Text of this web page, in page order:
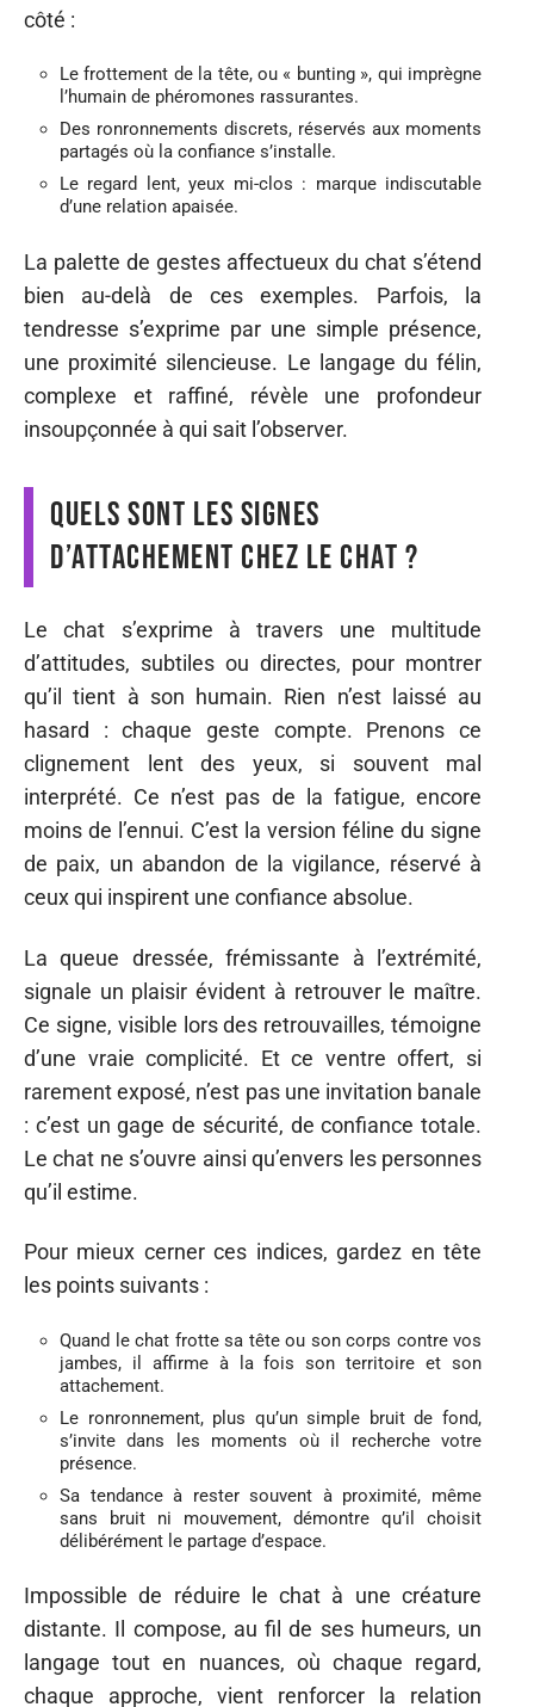
côté :
Le frottement de la tête, ou « bunting », qui imprègne
l’humain de phéromones rassurantes.
Des ronronnements discrets, réservés aux moments
partagés où la confiance s’installe.
Le regard lent, yeux mi-clos : marque indiscutable
d’une relation apaisée.
La palette de gestes affectueux du chat s’étend
bien au-delà de ces exemples. Parfois, la
tendresse s’exprime par une simple présence,
une proximité silencieuse. Le langage du félin,
complexe et raffiné, révèle une profondeur
insoupçonnée à qui sait l’observer.
Quels sont les signes
d’attachement chez le chat ?
Le chat s’exprime à travers une multitude
d’attitudes, subtiles ou directes, pour montrer
qu’il tient à son humain. Rien n’est laissé au
hasard : chaque geste compte. Prenons ce
clignement lent des yeux, si souvent mal
interprété. Ce n’est pas de la fatigue, encore
moins de l’ennui. C’est la version féline du signe
de paix, un abandon de la vigilance, réservé à
ceux qui inspirent une confiance absolue.
La queue dressée, frémissante à l’extrémité,
signale un plaisir évident à retrouver le maître.
Ce signe, visible lors des retrouvailles, témoigne
d’une vraie complicité. Et ce ventre offert, si
rarement exposé, n’est pas une invitation banale
: c’est un gage de sécurité, de confiance totale.
Le chat ne s’ouvre ainsi qu’envers les personnes
qu’il estime.
Pour mieux cerner ces indices, gardez en tête
les points suivants :
Quand le chat frotte sa tête ou son corps contre vos
jambes, il affirme à la fois son territoire et son
attachement.
Le ronronnement, plus qu’un simple bruit de fond,
s’invite dans les moments où il recherche votre
présence.
Sa tendance à rester souvent à proximité, même
sans bruit ni mouvement, démontre qu’il choisit
délibérément le partage d’espace.
Impossible de réduire le chat à une créature
distante. Il compose, au fil de ses humeurs, un
langage tout en nuances, où chaque regard,
chaque approche, vient renforcer la relation